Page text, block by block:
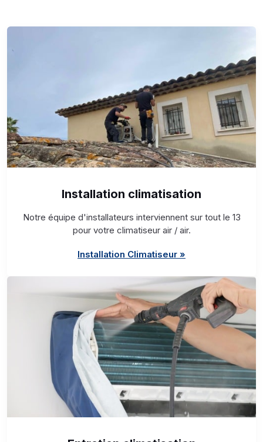
Installation climatisation
Notre équipe d'installateurs interviennent sur tout le 13
pour votre climatiseur air / air.
Installation Climatiseur »